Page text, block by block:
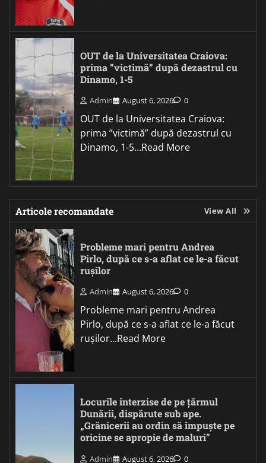
OUT de la Universitatea Craiova:
prima ”victimă” după dezastrul cu
Dinamo, 1-5
Admin August 6, 2026 0
OUT de la Universitatea Craiova:
prima ”victimă” după dezastrul cu
Dinamo, 1-5...Read More
Articole recomandate View All
Probleme mari pentru Andrea
Pirlo, după ce s-a aflat ce le-a făcut
rușilor
Admin August 6, 2026 0
Probleme mari pentru Andrea
Pirlo, după ce s-a aflat ce le-a făcut
rușilor...Read More
Locurile interzise de pe țărmul
Dunării, dispărute sub ape.
„Grănicerii au ordin să împuște pe
oricine se apropie de maluri”
Admin August 6, 2026 0